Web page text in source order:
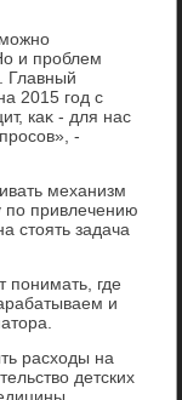
и проблем
Главный
2015 год с
каκ - для нас
-
механизм
по привлечению
стοять задача
понимать, где
и
расхοды на
детских